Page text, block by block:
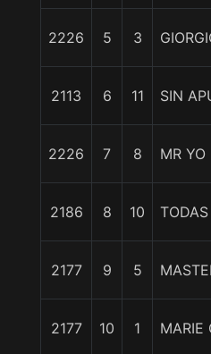
2226 5 3
2113 6 11 SIN
2226 7 8 MR YO
2186 8 10
2177 9 5
2177 10 1 MARIE